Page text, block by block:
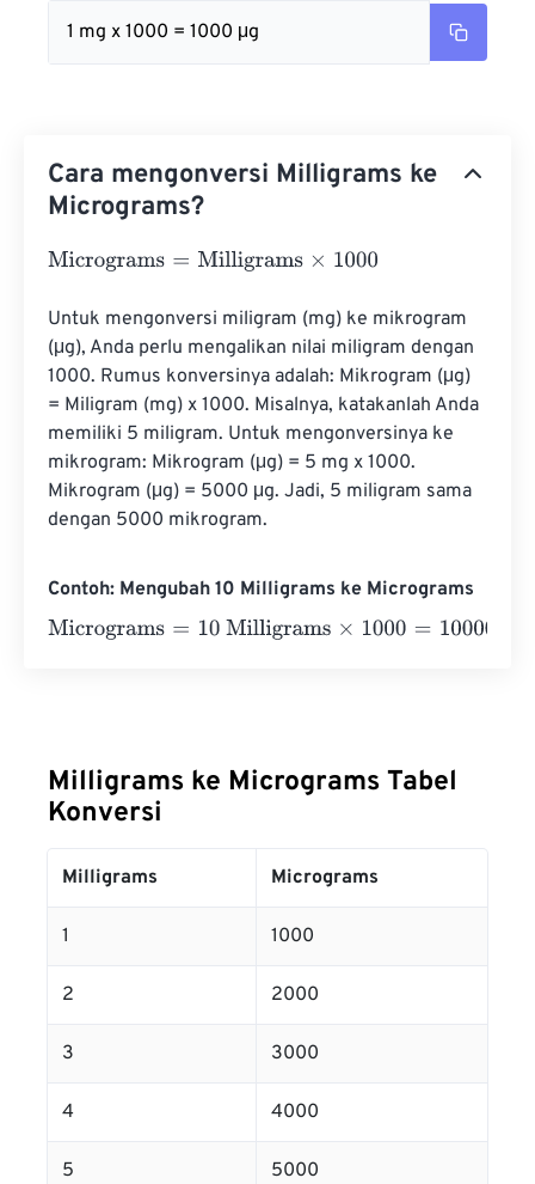
1 mg x 1000 = 1000 μg
Cara mengonversi Milligrams ke
Micrograms?
Micrograms=Milligrams×1000
Untuk mengonversi miligram (mg) ke mikrogram
(μg), Anda perlu mengalikan nilai miligram dengan
1000. Rumus konversinya adalah: Mikrogram (μg)
= Miligram (mg) x 1000. Misalnya, katakanlah Anda
memiliki 5 miligram. Untuk mengonversinya ke
mikrogram: Mikrogram (μg) = 5 mg x 1000.
Mikrogram (μg) = 5000 μg. Jadi, 5 miligram sama
dengan 5000 mikrogram.
Contoh: Mengubah 10 Milligrams ke Micrograms
Micrograms=10 Milligrams×1000= 10000 Micrograms
Milligrams ke Micrograms Tabel
Konversi
Milligrams Micrograms
1 1000
2 2000
3 3000
4 4000
5 5000